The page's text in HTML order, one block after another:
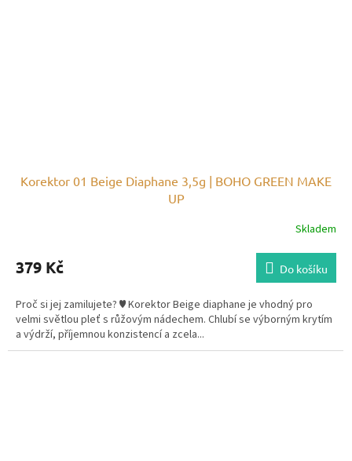
Korektor 01 Beige Diaphane 3,5g | BOHO GREEN MAKE
UP
Skladem
379 Kč Do košíku
Proč si jej zamilujete? ♥ Korektor Beige diaphane je vhodný pro
velmi světlou pleť s růžovým nádechem. Chlubí se výborným krytím
a výdrží, příjemnou konzistencí a zcela...